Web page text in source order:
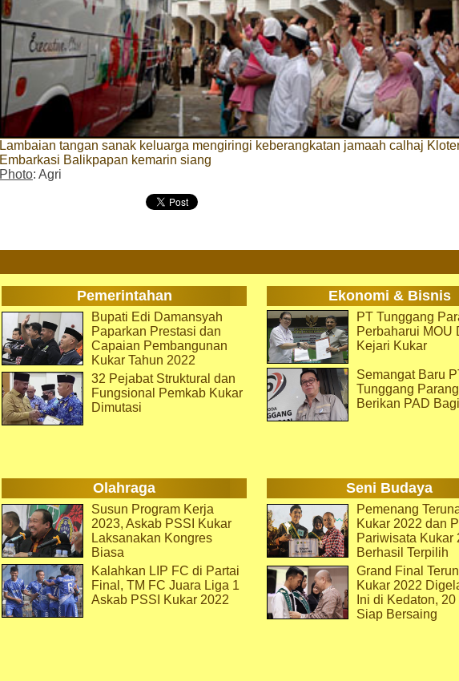
Lambaian tangan sanak keluarga mengiringi keberangkatan jamaah calhaj
Embarkasi Balikpapan kemarin siang
Photo: Agri
Pemerintahan Ekonomi & Bisnis
Bupati Edi Damansyah
Paparkan Prestasi dan
Capaian Pembangunan
Kukar Tahun 2022
32 Pejabat Struktural dan
Fungsional Pemkab Kukar
Dimutasi
PT Tunggang
Perbaharui MOU
Kejari Kukar
Semangat Baru
Tunggang
Berikan PAD
Olahraga Seni Budaya
Susun Program Kerja
2023, Askab PSSI Kukar
Laksanakan Kongres
Biasa
Kalahkan LIP FC di Partai
Final, TM FC Juara Liga 1
Askab PSSI Kukar 2022
Pemenang
Kukar 2022 dan
Pariwisata Kukar
Berhasil Terpilih
Grand Final
Kukar 2022
Ini di Kedaton,
Siap Bersaing